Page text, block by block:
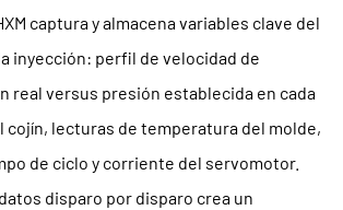
captura y almacena variables clave del
inyección: perfil de velocidad de
real versus presión establecida en cada
cojín, lecturas de temperatura del molde,
de ciclo y corriente del servomotor.
disparo por disparo crea un